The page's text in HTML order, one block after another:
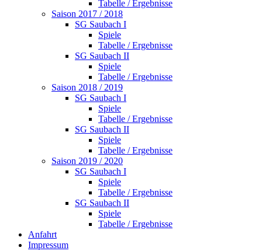
Tabelle / Ergebnisse
Saison 2017 / 2018
SG Saubach I
Spiele
Tabelle / Ergebnisse
SG Saubach II
Spiele
Tabelle / Ergebnisse
Saison 2018 / 2019
SG Saubach I
Spiele
Tabelle / Ergebnisse
SG Saubach II
Spiele
Tabelle / Ergebnisse
Saison 2019 / 2020
SG Saubach I
Spiele
Tabelle / Ergebnisse
SG Saubach II
Spiele
Tabelle / Ergebnisse
Anfahrt
Impressum